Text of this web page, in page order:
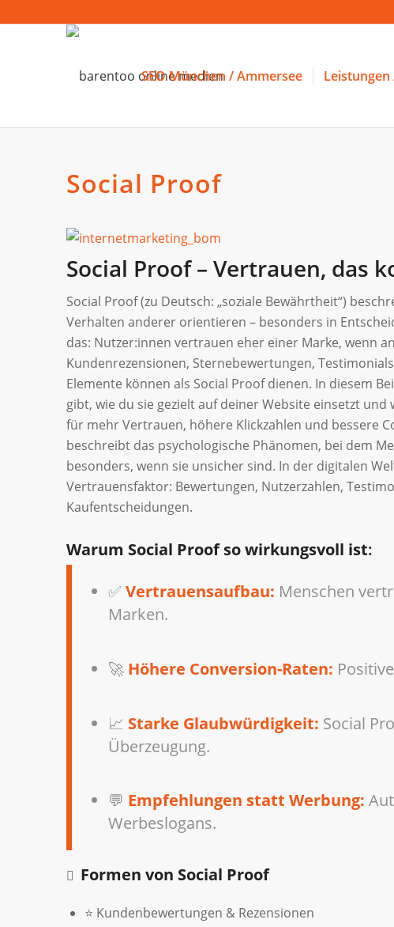
SEO München / Ammersee
Social Proof
Social Proof – Vertrauen, das
Social Proof (zu Deutsch: „soziale Bewährtheit“)
Verhalten anderer orientieren – besonders in
das: Nutzer:innen vertrauen eher einer Marke, wenn
Kundenrezensionen, Sternebewertungen,
Elemente können als Social Proof dienen. In diesem
gibt, wie du sie gezielt auf deiner Website einsetzt
für mehr Vertrauen, höhere Klickzahlen und bessere
beschreibt das psychologische Phänomen, bei dem
besonders, wenn sie unsicher sind. In der digitalen
Vertrauensfaktor: Bewertungen, Nutzerzahlen,
Kaufentscheidungen.
Warum Social Proof so wirkungsvoll ist:
✅Vertrauensaufbau: Menschen
Marken.
🚀 Höhere Conversion-Raten:
📈 Starke Glaubwürdigkeit: Social
Überzeugung.
💬 Empfehlungen statt Werbung:
Werbeslogans.
Formen von Social Proof
⭐ Kundenbewertungen & Rezensionen